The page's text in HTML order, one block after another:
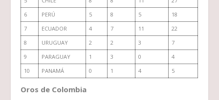
6
PERÚ 5 8 5
18
7
ECUADOR 4 7 11
22
8
URUGUAY 2 2 3
7
9
PARAGUAY 1 3 0
4
10
PANAMÁ 0 1 4 5
Oros de Colombia